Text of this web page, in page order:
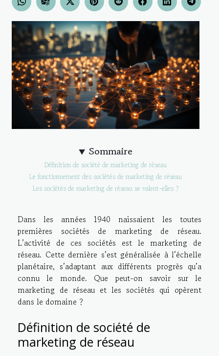
Sommaire
Définition de société de marketing de réseau
Le fonctionnement des sociétés de marketing de réseau
Les sociétés de marketing de réseau se valent-elles ?
Dans les années 1940 naissaient les toutes
premières sociétés de marketing de réseau.
L’activité de ces sociétés est le marketing de
réseau. Cette dernière s’est généralisée à l’échelle
planétaire, s’adaptant aux différents progrès qu’a
connu le monde. Que peut-on savoir sur le
marketing de réseau et les sociétés qui opèrent
dans le domaine ?
Définition de société de
marketing de réseau